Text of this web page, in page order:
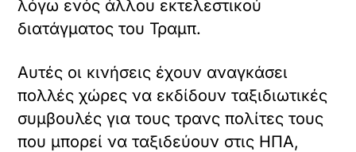
λόγω ενός άλλου εκτελεστικού
διατάγματος του Τραμπ.
Αυτές οι κινήσεις έχουν αναγκάσει
πολλές χώρες να εκδίδουν ταξιδιωτικές
συμβουλές για τους τρανς πολίτες τους
που μπορεί να ταξιδεύουν στις ΗΠΑ,